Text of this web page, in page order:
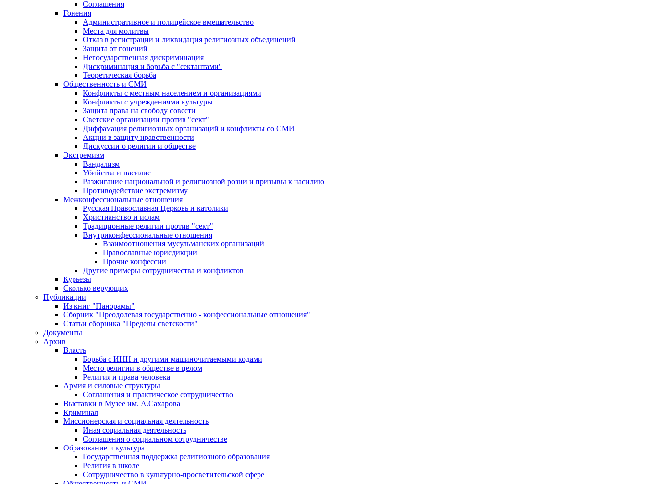
Соглашения
Гонения
Административное и полицейское вмешательство
Места для молитвы
Отказ в регистрации и ликвидация религиозных объединений
Защита от гонений
Негосударственная дискриминация
Дискриминация и борьба с "сектантами"
Теоретическая борьба
Общественность и СМИ
Конфликты с местным населением и организациями
Конфликты с учреждениями культуры
Защита права на свободу совести
Светские организации против "сект"
Диффамация религиозных организаций и конфликты со СМИ
Акции в защиту нравственности
Дискуссии о религии и обществе
Экстремизм
Вандализм
Убийства и насилие
Разжигание национальной и религиозной розни и призывы к насилию
Противодействие экстремизму
Межконфессиональные отношения
Русская Православная Церковь и католики
Христианство и ислам
Традиционные религии против "сект"
Внутриконфессиональные отношения
Взаимоотношения мусульманских организаций
Православные юрисдикции
Прочие конфессии
Другие примеры сотрудничества и конфликтов
Курьезы
Сколько верующих
Публикации
Из книг "Панорамы"
Сборник "Преодолевая государственно - конфессиональные отношения"
Статьи сборника "Пределы светскости"
Документы
Архив
Власть
Борьба с ИНН и другими машиночитаемыми кодами
Место религии в обществе в целом
Религия и права человека
Армия и силовые структуры
Соглашения и практическое сотрудничество
Выставки в Музее им. А.Сахарова
Криминал
Миссионерская и социальная деятельность
Иная социальная деятельность
Соглашения о социальном сотрудничестве
Образование и культура
Государственная поддержка религиозного образования
Религия в школе
Сотрудничество в культурно-просветительской сфере